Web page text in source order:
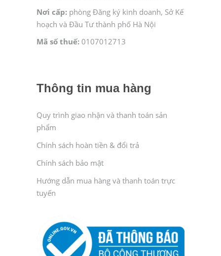
Nơi cấp: phòng Đăng ký kinh doanh, Sở Kế
hoạch và Đầu Tư thành phố Hà Nội
Mã số thuế: 0107012713
Thông tin mua hàng
Quy trình giao nhận và thanh toán sản
phẩm
Chính sách hoàn tiền & đổi trả
Chính sách bảo mật
Hướng dẫn mua hàng và thanh toán trực
tuyến